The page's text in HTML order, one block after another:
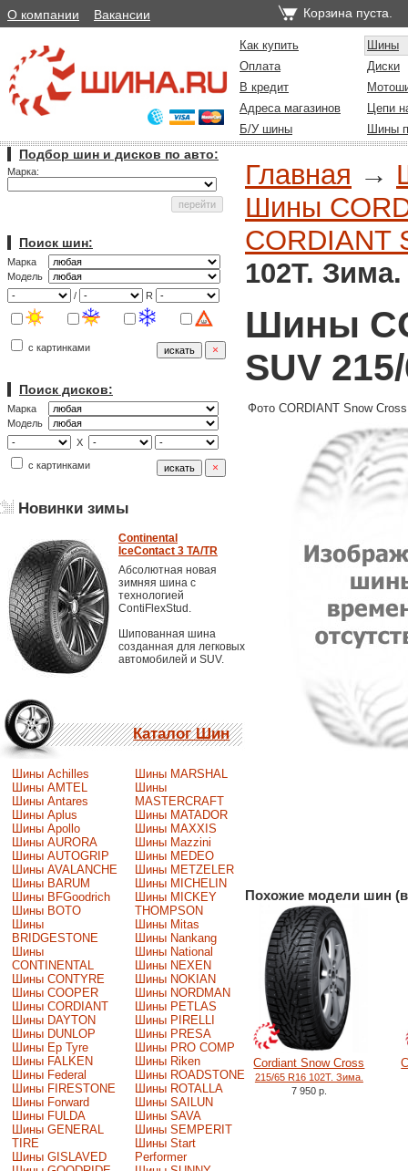
О компании Вакансии Корзина пуста.
Как купить
Шины
Оплата
Диски
В кредит
Адреса магазинов
Цепи
Б/У шины
Шины
Подбор шин и дисков по авто:
Марка:
Поиск шин:
Марка
Модель
/
R
с картинками
Поиск дисков:
Марка
Модель
X
с картинками
Новинки зимы
Continental
IceContact 3 TA/TR
Абсолютная новая
зимняя шина с
технологией
ContiFlexStud.
Шипованная шина
созданная для легковых
автомобилей и SUV.
Каталог Шин
Шины Achilles
Шины AMTEL
Шины Antares
Шины Aplus
Шины Apollo
Шины AURORA
Шины AUTOGRIP
Шины AVALANCHE
Шины BARUM
Шины BFGoodrich
Шины BOTO
Шины
BRIDGESTONE
Шины
CONTINENTAL
Шины CONTYRE
Шины COOPER
Шины CORDIANT
Шины DAYTON
Шины DUNLOP
Шины Ep Tyre
Шины FALKEN
Шины Federal
Шины FIRESTONE
Шины Forward
Шины FULDA
Шины GENERAL
TIRE
Шины GISLAVED
Шины MARSHAL
Шины
MASTERCRAFT
Шины MATADOR
Шины MAXXIS
Шины Mazzini
Шины MEDEO
Шины METZELER
Шины MICHELIN
Шины MICKEY
THOMPSON
Шины Mitas
Шины Nankang
Шины National
Шины NEXEN
Шины NOKIAN
Шины NORDMAN
Шины PETLAS
Шины PIRELLI
Шины PRESA
Шины PRO COMP
Шины Riken
Шины ROADSTONE
Шины ROTALLA
Шины SAILUN
Шины SAVA
Шины SEMPERIT
Шины Start
Performer
Главная →
Шины
CORDIANT
102T. Зима.
Шины
SUV
Фото CORDIANT Snow
Похожие модели шин
Cordiant Snow Cross
215/65 R16 102T. Зима.
7 950 р.